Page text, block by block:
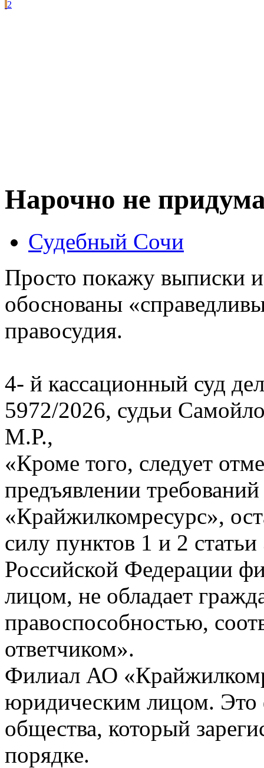
2
Нарочно не
Судебный Сочи
Просто покажу выписки
обоснованы
правосудия.
4- й кассационный суд
5972/2026, судьи
М.Р.,
«Кроме того, следует
предъявлении
«Крайжилкомресурс»,
силу пунктов 1 и 2
Российской Федерации
лицом, не обладает
правоспособностью,
ответчиком».
Филиал АО
юридическим лицом. Это
общества, который
порядке.